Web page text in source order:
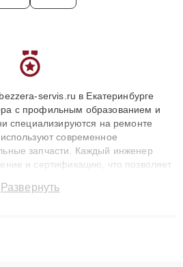
servis.ru в Екатеринбурге
с профильным образованием и
специализируются на ремонте
современное
запчасти. Каждый инженер
и сертификацию, что позволяет
до 3 лет. Наши мастера
Развернуть